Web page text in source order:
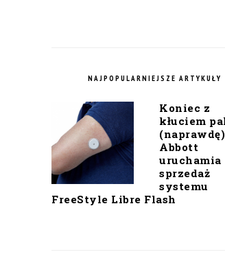
NAJPOPULARNIEJSZE ARTYKUŁY
Koniec z
kłuciem
Abbott
uruchamia
sprzedaż
systemu
FreeStyle Libre Flash